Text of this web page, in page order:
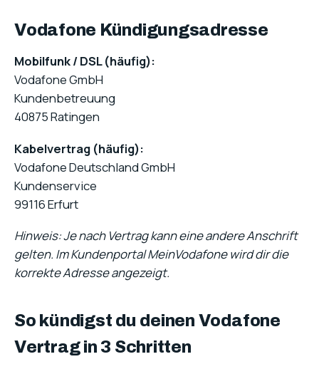
Vodafone Kündigungsadresse
Mobilfunk / DSL (häufig):
Vodafone GmbH
Kundenbetreuung
40875 Ratingen
Kabelvertrag (häufig):
Vodafone Deutschland GmbH
Kundenservice
99116 Erfurt
Hinweis: Je nach Vertrag kann eine andere Anschrift
gelten. Im Kundenportal MeinVodafone wird dir die
korrekte Adresse angezeigt.
So kündigst du deinen Vodafone
Vertrag in 3 Schritten